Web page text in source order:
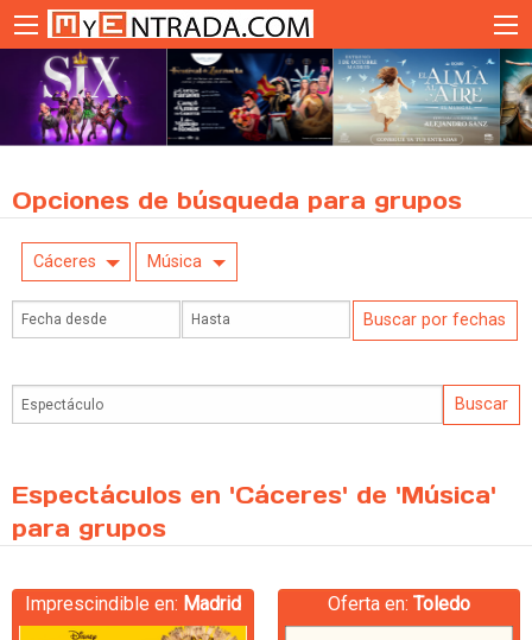
Opciones de búsqueda para grupos
Cáceres Música
Espectáculos en 'Cáceres' de 'Música'
para grupos
Imprescindible en: Madrid Oferta en: Toledo